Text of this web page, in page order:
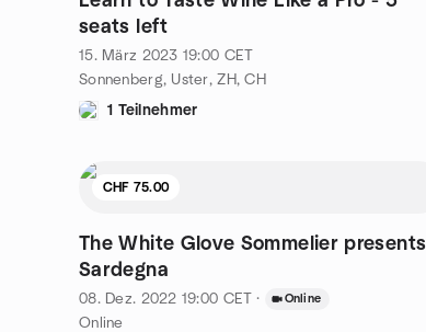
seats left
15. März 2023 19:00 CET
Sonnenberg, Uster, ZH, CH
1 Teilnehmer
CHF 75.00
The White Glove Sommelier presents
Sardegna
08. Dez. 2022 19:00 CET · Online
Online